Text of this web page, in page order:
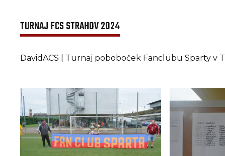
TURNAJ FCS STRAHOV 2024
DavidACS | Turnaj poboboček Fanclubu Sparty v